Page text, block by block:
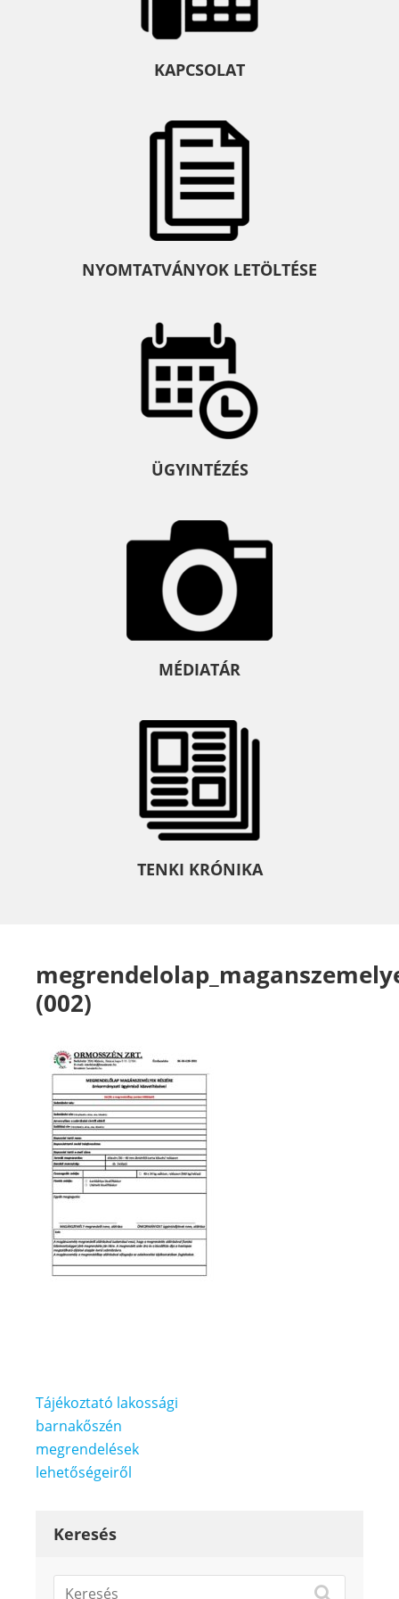
KAPCSOLAT
NYOMTATVÁNYOK LETÖLTÉSE
ÜGYINTÉZÉS
MÉDIATÁR
TENKI KRÓNIKA
(002)
Bejegyzés
navigáció
Tájékoztató lakossági
barnakőszén
megrendelések
lehetőségeiről
Keresés